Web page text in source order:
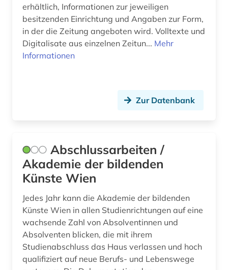
dresden (1)
druckschrift (1)
dziga (1)
earnings calls transkripte (1)
elektronische kunst (2)
elektronische zeitschrift (11)
elektronische zeitung (4)
elektronisches buch (28)
erhältlich, Informationen zur jeweiligen
besitzenden Einrichtung und Angaben zur Form,
in der die Zeitung angeboten wird. Volltexte und
Digitalisate aus einzelnen Zeitun... Mehr
Informationen
Zur Datenbank
Abschlussarbeiten /
Akademie der bildenden
Künste Wien
Jedes Jahr kann die Akademie der bildenden
Künste Wien in allen Studienrichtungen auf eine
wachsende Zahl von Absolventinnen und
Absolventen blicken, die mit ihrem
Studienabschluss das Haus verlassen und hoch
qualifiziert auf neue Berufs- und Lebenswege